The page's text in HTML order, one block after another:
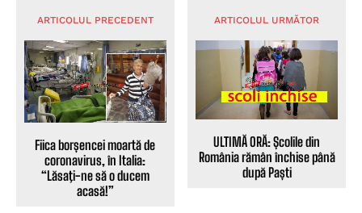
ARTICOLUL PRECEDENT
Fiica borșencei moartă de
coronavirus, în Italia:
“Lăsaţi-ne să o ducem
acasă!”
ARTICOLUL URMĂTOR
ULTIMĂ ORĂ: Școlile din
România rămân închise până
după Paști